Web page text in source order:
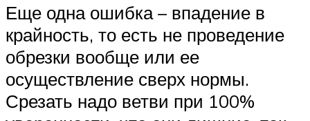
Еще одна ошибка – впадение в
крайность, то есть не проведение
обрезки вообще или ее
осуществление сверх нормы.
Срезать надо ветви при 100%